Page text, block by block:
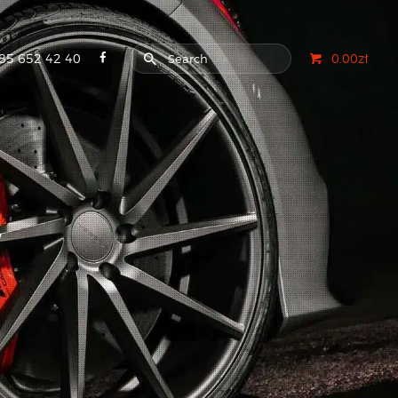
652 42 40 0.00zł